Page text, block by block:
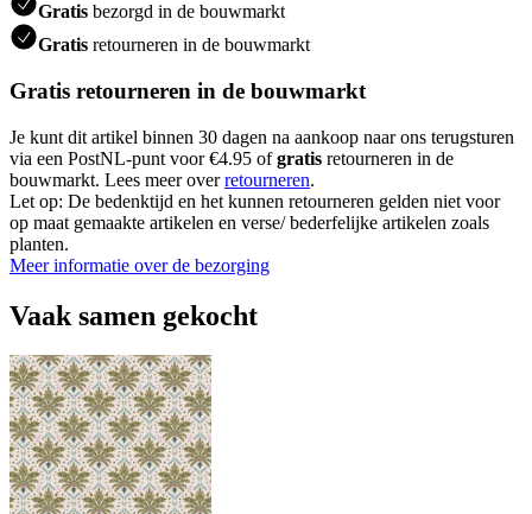
Gratis bezorgd in de bouwmarkt
Gratis retourneren in de bouwmarkt
Gratis retourneren in de bouwmarkt
Je kunt dit artikel binnen 30 dagen na aankoop naar ons terugsturen
via een PostNL-punt voor €4.95 ofgratis retourneren in de
bouwmarkt. Lees meer overretourneren.
Let op: De bedenktijd en het kunnen retourneren gelden niet voor
op maat gemaakte artikelen en verse/ bederfelijke artikelen zoals
planten.
Meer informatie over de bezorging
Vaak samen gekocht